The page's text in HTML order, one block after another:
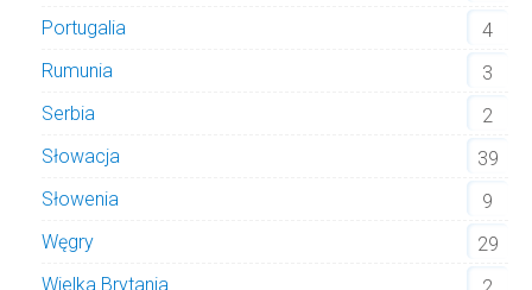
Portugalia
4
Rumunia
3
Serbia
2
Słowacja
39
Słowenia
9
Węgry
29
Wielka Brytania